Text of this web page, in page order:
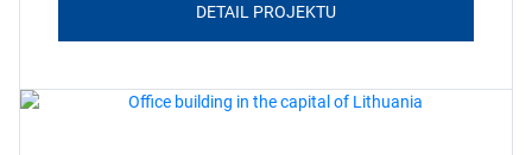
DETAIL PROJEKTU